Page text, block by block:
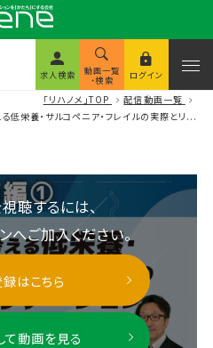
求人検索 動画一覧
・検索 ログイン
「リハノメ」TOP
配信動画一覧
低栄養・サルコペニア・フレイルの実際とリ...
聴するには、
ご加入ください。
はこちら
て動画を見る